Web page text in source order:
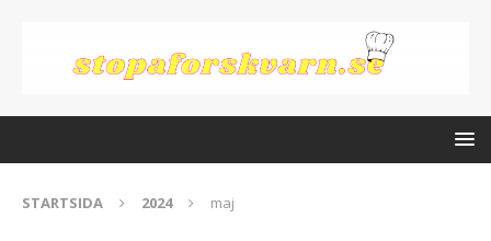
STARTSIDA 2024 maj